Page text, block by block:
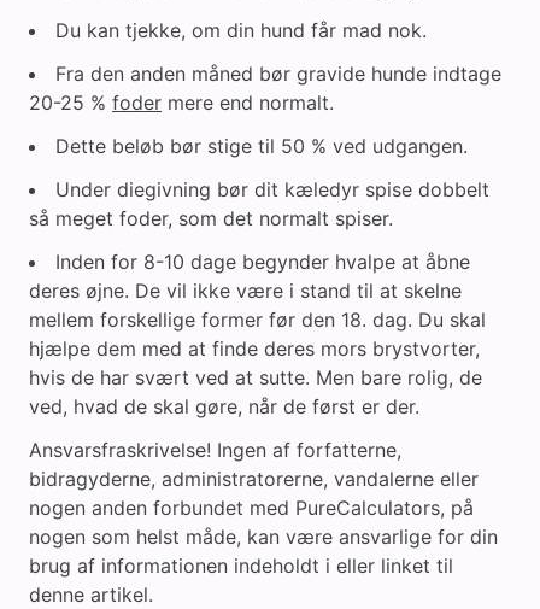
Du kan tjekke, om din hund får mad nok.
Fra den anden måned bør gravide hunde indtage
20-25 % foder mere end normalt.
Dette beløb bør stige til 50 % ved udgangen.
Under diegivning bør dit kæledyr spise dobbelt
så meget foder, som det normalt spiser.
Inden for 8-10 dage begynder hvalpe at åbne
deres øjne. De vil ikke være i stand til at skelne
mellem forskellige former før den 18. dag. Du skal
hjælpe dem med at finde deres mors brystvorter,
hvis de har svært ved at sutte. Men bare rolig, de
ved, hvad de skal gøre, når de først er der.
Ansvarsfraskrivelse! Ingen af forfatterne,
bidragyderne, administratorerne, vandalerne eller
nogen anden forbundet med PureCalculators, på
nogen som helst måde, kan være ansvarlige for din
brug af informationen indeholdt i eller linket til
denne artikel.